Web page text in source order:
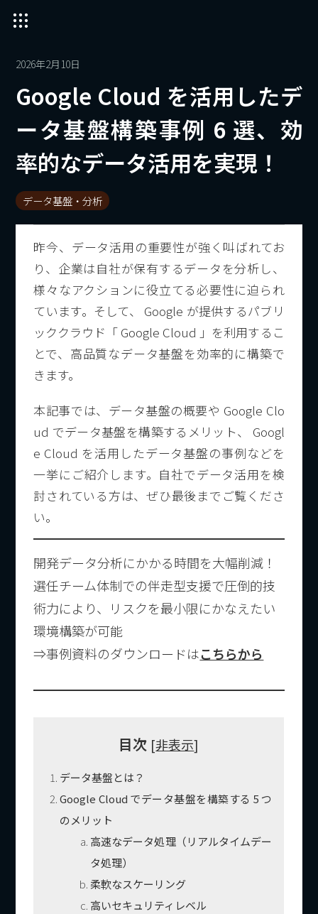
2026年2月10日
Google Cloud を活用したデ
ータ基盤構築事例 6 選、効
率的なデータ活用を実現！
データ基盤・分析
昨今、データ活用の重要性が強く叫ばれてお
り、企業は自社が保有するデータを分析し、
様々なアクションに役立てる必要性に迫られ
ています。そして、 Google が提供するパブリ
ッククラウド「 Google Cloud 」を利用するこ
とで、高品質なデータ基盤を効率的に構築で
きます。
本記事では、データ基盤の概要や Google Clo
ud でデータ基盤を構築するメリット、 Googl
e Cloud を活用したデータ基盤の事例などを
一挙にご紹介します。自社でデータ活用を検
討されている方は、ぜひ最後までご覧くださ
い。
開発データ分析にかかる時間を大幅削減！
選任チーム体制での伴走型支援で圧倒的技
術力により、リスクを最小限にかなえたい
環境構築が可能
⇒事例資料のダウンロードはこちらから
目次 [非表示]
データ基盤とは？
Google Cloud でデータ基盤を構築する 5 つ
のメリット
高速なデータ処理（リアルタイムデー
タ処理）
柔軟なスケーリング
高いセキュリティレベル